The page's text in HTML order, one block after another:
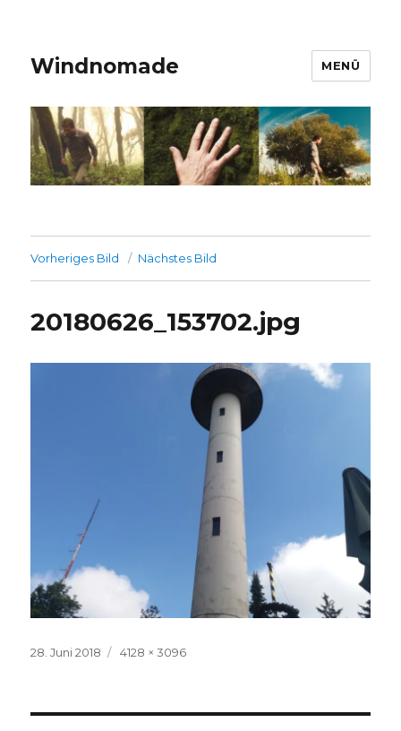
Windnomade MENÜ
Vorheriges Bild Nächstes Bild
20180626_153702.jpg
Veröffentlicht
28. Juni 2018
Volle
4128 × 3096